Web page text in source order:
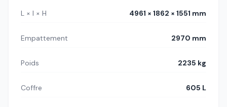
L × l × H 4961 × 1862 × 1551 mm
Empattement 2970 mm
Poids 2235 kg
Coffre 605 L